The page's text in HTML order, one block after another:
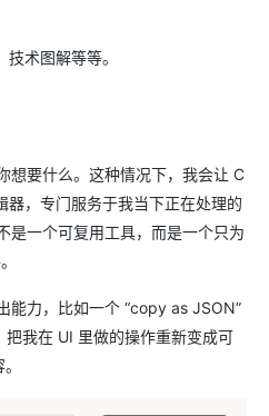
术图解等等。
想要什么。这种情况下，我会让 C
，专门服务于我当下正在处理的
是一个可复用工具，而是一个只为
能力，比如一个 “copy as JSON”
我在 UI 里做的操作重新变成可